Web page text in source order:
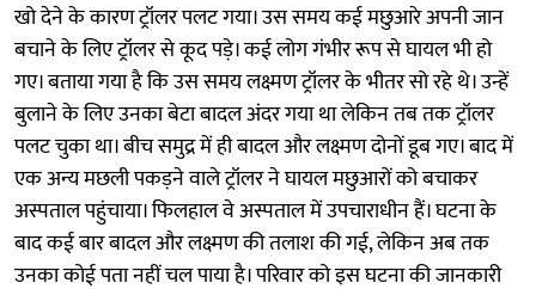
खो देने के कारण ट्रॉलर पलट गया। उस समय कई मछुआरे अपनी जान
बचाने के लिए ट्रॉलर से कूद पड़े। कई लोग गंभीर रूप से घायल भी हो
गए। बताया गया है कि उस समय लक्ष्मण ट्रॉलर के भीतर सो रहे थे। उन्हें
बुलाने के लिए उनका बेटा बादल अंदर गया था लेकिन तब तक ट्रॉलर
पलट चुका था। बीच समुद्र में ही बादल और लक्ष्मण दोनों डूब गए। बाद में
एक अन्य मछली पकड़ने वाले ट्रॉलर ने घायल मछुआरों को बचाकर
अस्पताल पहुंचाया। फिलहाल वे अस्पताल में उपचाराधीन हैं। घटना के
बाद कई बार बादल और लक्ष्मण की तलाश की गई, लेकिन अब तक
उनका कोई पता नहीं चल पाया है। परिवार को इस घटना की जानकारी